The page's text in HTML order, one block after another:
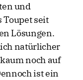
und
Toupet seit
Lösungen.
natürlicher
noch auf
ist ein